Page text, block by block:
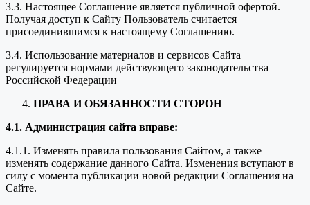
3.3. Настоящее Соглашение является публичной офертой.
Получая доступ к Сайту Пользователь считается
присоединившимся к настоящему Соглашению.
3.4. Использование материалов и сервисов Сайта
регулируется нормами действующего законодательства
Российской Федерации
ПРАВА И ОБЯЗАННОСТИ СТОРОН
4.1. Администрация сайта вправе:
4.1.1. Изменять правила пользования Сайтом, а также
изменять содержание данного Сайта. Изменения вступают в
силу с момента публикации новой редакции Соглашения на
Сайте.